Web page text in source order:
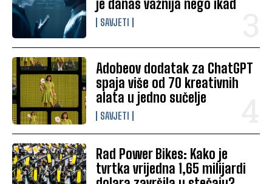
je danas važnija nego ikad
SAVJETI
Adobeov dodatak za ChatGPT
spaja više od 70 kreativnih
alata u jedno sučelje
SAVJETI
Rad Power Bikes: Kako je
tvrtka vrijedna 1,65 milijardi